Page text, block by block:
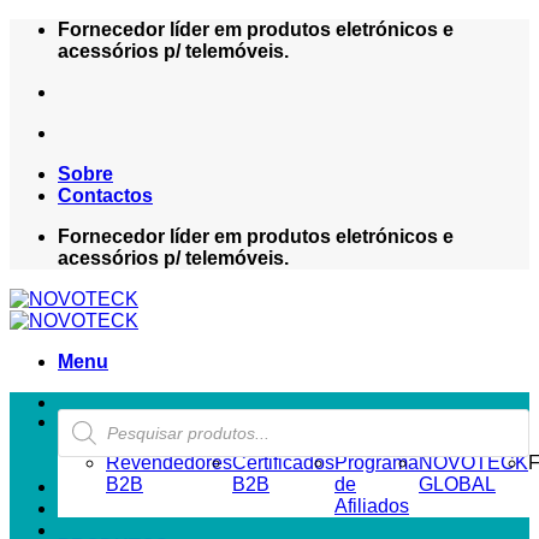
Skip
Fornecedor líder em produtos eletrónicos e
acessórios p/ telemóveis.
Sobre
Contactos
Fornecedor líder em produtos eletrónicos e
acessórios p/ telemóveis.
Menu
Products
search
ZONA REVENDEDOR-B2B
Revendedores
B2B
Certificados
B2B
Programa
de
Afiliados
NOVOTECK
GLOBAL